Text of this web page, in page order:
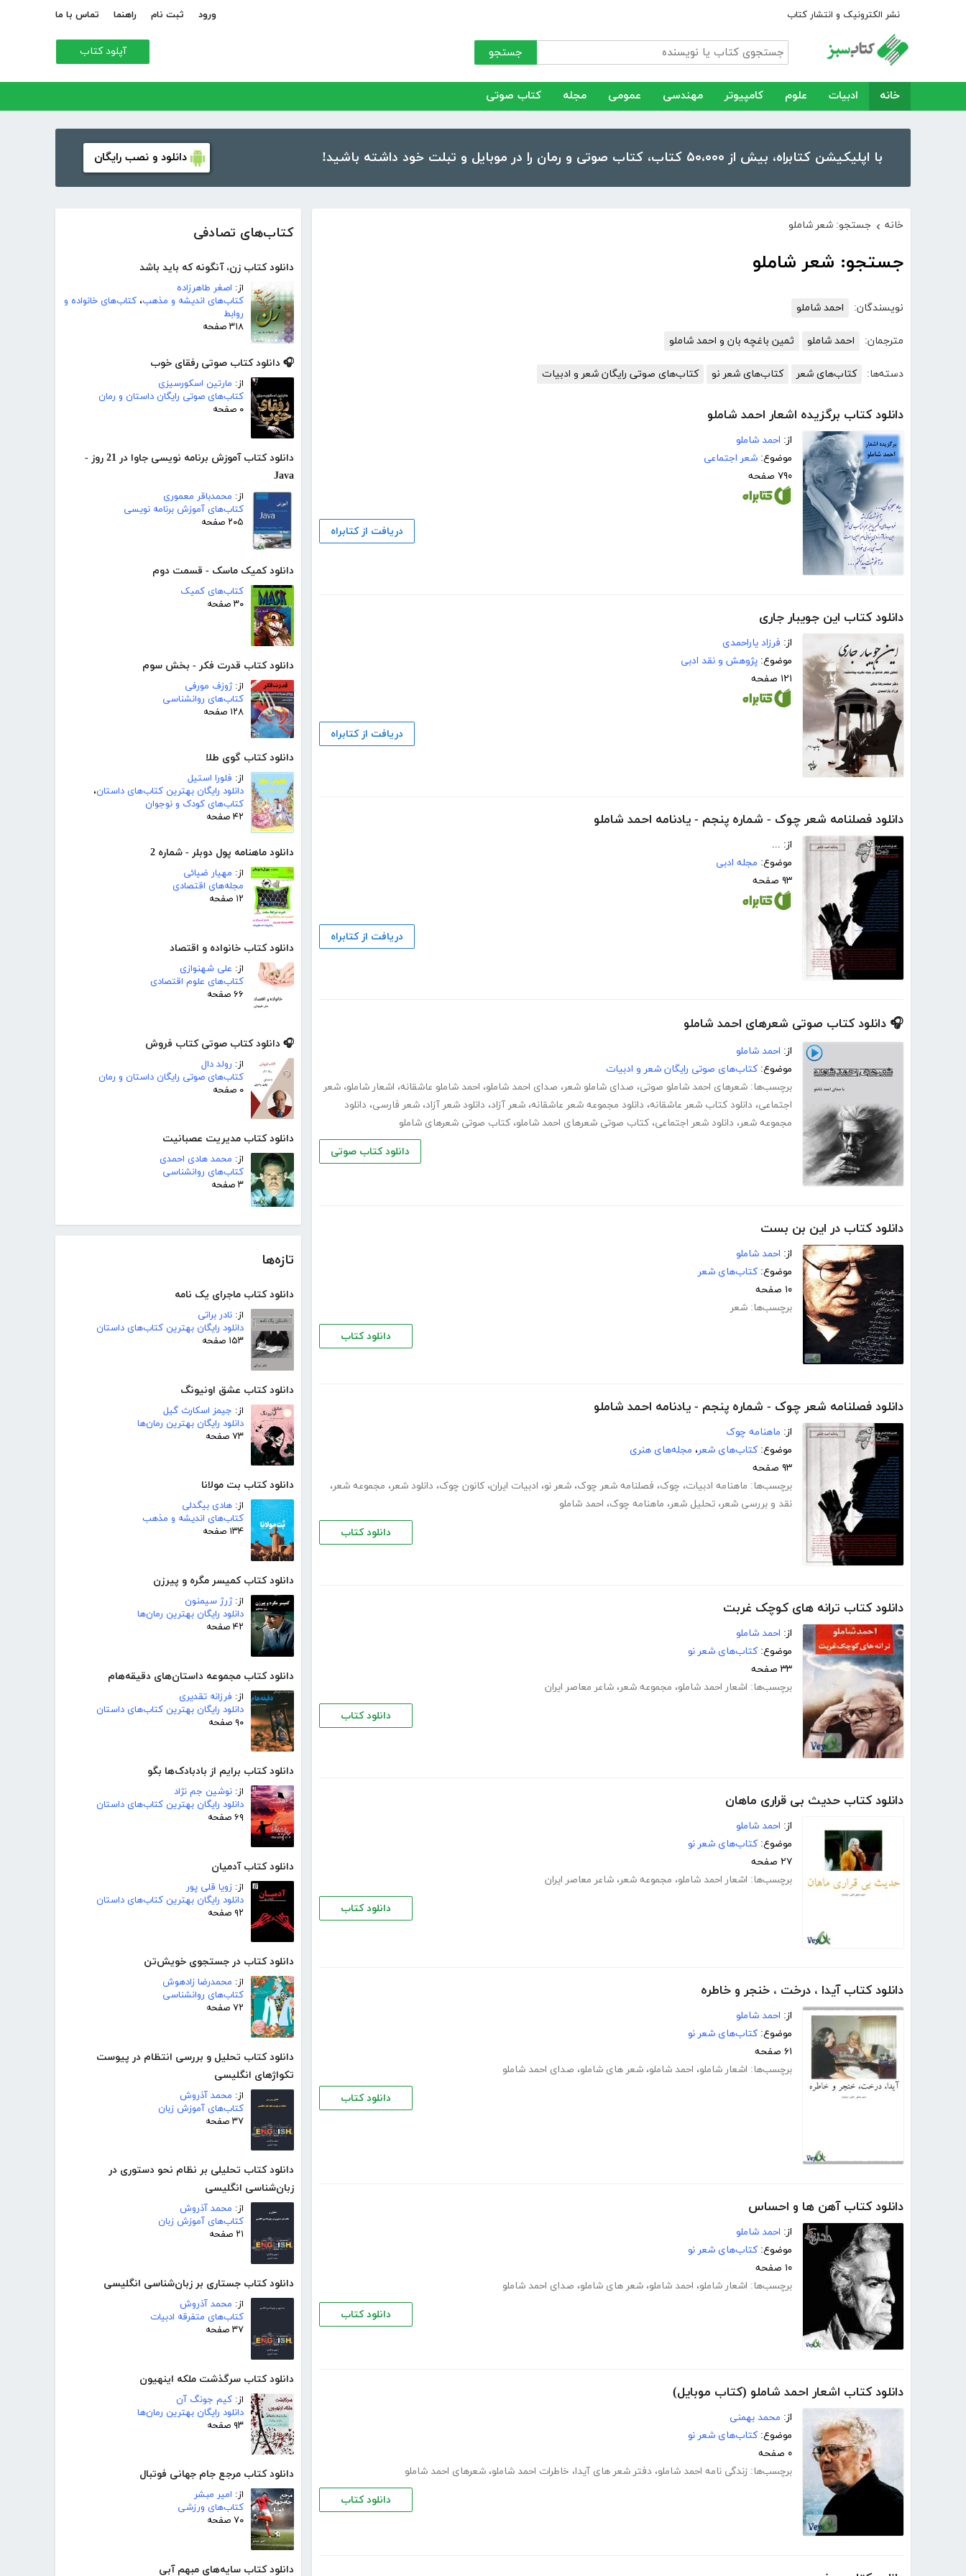
نشر الکترونیک و انتشار کتاب ورود ثبت نام راهنما تماس با ما
جستجو آپلود کتاب
خانه ادبیات علوم کامپیوتر مهندسی عمومی مجله کتاب صوتی
با اپلیکیشن کتابراه، بیش از ۵۰،۰۰۰ کتاب، کتاب صوتی و رمان را در موبایل و تبلت خود داشته باشید! دانلود و نصب رایگان
کتاب‌های تصادفی
دانلود کتاب زن، آنگونه که باید باشد
از: اصغر طاهرزاده
کتاب‌های اندیشه و مذهب، کتاب‌های خانواده و
روابط
۳۱۸ صفحه
🎧 دانلود کتاب صوتی رفقای خوب
از: مارتین اسکورسیزی
کتاب‌های صوتی رایگان داستان و رمان
۰ صفحه
دانلود کتاب آموزش برنامه نویسی جاوا در 21 روز -
Java
از: محمدباقر معموری
کتاب‌های آموزش برنامه نویسی
۲۰۵ صفحه
دانلود کمیک ماسک - قسمت دوم
کتاب‌های کمیک
۳۰ صفحه
دانلود کتاب قدرت فکر - بخش سوم
از:ژوزف مورفی
کتاب‌های روانشناسی
۱۲۸ صفحه
دانلود کتاب گوی طلا
از: فلورا استیل
دانلود رایگان بهترین کتاب‌های داستان،
کتاب‌های کودک و نوجوان
۴۲ صفحه
دانلود ماهنامه پول دوبلر - شماره 2
از: مهیار ضیائی
مجله‌های اقتصادی
۱۲ صفحه
دانلود کتاب خانواده و اقتصاد
از: علی شهنوازی
کتاب‌های علوم اقتصادی
۶۶ صفحه
🎧 دانلود کتاب صوتی کتاب فروش
از: رولد دال
کتاب‌های صوتی رایگان داستان و رمان
۰ صفحه
دانلود کتاب مدیریت عصبانیت
از: محمد هادی احمدی
کتاب‌های روانشناسی
۳ صفحه
تازه‌ها
دانلود کتاب ماجرای یک نامه
از: نادر براتی
دانلود رایگان بهترین کتاب‌های داستان
۱۵۳ صفحه
دانلود کتاب عشق اونیونگ
از: جیمز اسکارث گیل
دانلود رایگان بهترین رمان‌ها
۷۳ صفحه
دانلود کتاب بت مولانا
از: هادی بیگدلی
کتاب‌های اندیشه و مذهب
۱۳۴ صفحه
دانلود کتاب کمیسر مگره و پیرزن
از:ژرژ سیمنون
دانلود رایگان بهترین رمان‌ها
۴۲ صفحه
دانلود کتاب مجموعه داستان‌های دقیقه‌هام
از: فرزانه تقدیری
دانلود رایگان بهترین کتاب‌های داستان
۹۰ صفحه
دانلود کتاب برایم از بادبادک‌ها بگو
از: نوشین جم نژاد
دانلود رایگان بهترین کتاب‌های داستان
۶۹ صفحه
دانلود کتاب آدمیان
از: زویا قلی پور
دانلود رایگان بهترین کتاب‌های داستان
۹۲ صفحه
دانلود کتاب در جستجوی خویش‌تن
از: محمدرضا زادهوش
کتاب‌های روانشناسی
۷۲ صفحه
دانلود کتاب تحلیل و بررسی انتظام در پیوست
تکواژهای انگلیسی
از: محمد آذروش
کتاب‌های آموزش زبان
۳۷ صفحه
دانلود کتاب تحلیلی بر نظام نحو دستوری در
زبان‌شناسی انگلیسی
از: محمد آذروش
کتاب‌های آموزش زبان
۲۱ صفحه
دانلود کتاب جستاری بر زبان‌شناسی انگلیسی
از: محمد آذروش
کتاب‌های متفرقه ادبیات
۳۷ صفحه
دانلود کتاب سرگذشت ملکه اینهیون
از: کیم جونگ آن
دانلود رایگان بهترین رمان‌ها
۹۳ صفحه
دانلود کتاب مرجع جام جهانی فوتبال
از: امیر مبشر
کتاب‌های ورزشی
۷۰ صفحه
دانلود کتاب سایه‌های مبهم آبی
خانه › جستجو: شعر شاملو
جستجو: شعر شاملو
نویسندگان: احمد شاملو
مترجمان: احمد شاملو ثمین باغچه بان و احمد شاملو
دسته‌ها: کتاب‌های شعر کتاب‌های شعر نو کتاب‌های صوتی رایگان شعر و ادبیات
دانلود کتاب برگزیده اشعار احمد شاملو
از: احمد شاملو
موضوع: شعر اجتماعی
۷۹۰ صفحه
دریافت از کتابراه
دانلود کتاب این جویبار جاری
از: فرزاد یاراحمدی
موضوع: پژوهش و نقد ادبی
۱۲۱ صفحه
دریافت از کتابراه
دانلود فصلنامه شعر چوک - شماره پنجم - یادنامه احمد شاملو
از: ...
موضوع: مجله ادبی
۹۳ صفحه
دریافت از کتابراه
🎧 دانلود کتاب صوتی شعرهای احمد شاملو
از: احمد شاملو
موضوع: کتاب‌های صوتی رایگان شعر و ادبیات
برچسب‌ها: شعرهای احمد شاملو صوتی، صدای شاملو شعر، صدای احمد شاملو، احمد شاملو عاشقانه، اشعار شاملو، شعر
اجتماعی، دانلود کتاب شعر عاشقانه، دانلود مجموعه شعر عاشقانه، شعر آزاد، دانلود شعر آزاد، شعر فارسی، دانلود
مجموعه شعر، دانلود شعر اجتماعی، کتاب صوتی شعرهای احمد شاملو، کتاب صوتی شعرهای شاملو
دانلود کتاب صوتی
دانلود کتاب در این بن بست
از: احمد شاملو
موضوع: کتاب‌های شعر
۱۰ صفحه
برچسب‌ها: شعر
دانلود کتاب
دانلود فصلنامه شعر چوک - شماره پنجم - یادنامه احمد شاملو
از: ماهنامه چوک
موضوع: کتاب‌های شعر، مجله‌های هنری
۹۳ صفحه
برچسب‌ها: ماهنامه ادبیات، چوک، فصلنامه شعر چوک، شعر نو، ادبیات ایران، کانون چوک، دانلود شعر، مجموعه شعر،
نقد و بررسی شعر، تحلیل شعر، ماهنامه چوک، احمد شاملو
دانلود کتاب
دانلود کتاب ترانه های کوچک غربت
از: احمد شاملو
موضوع: کتاب‌های شعر نو
۳۳ صفحه
برچسب‌ها: اشعار احمد شاملو، مجموعه شعر، شاعر معاصر ایران
دانلود کتاب
دانلود کتاب حدیث بی قراری ماهان
از: احمد شاملو
موضوع: کتاب‌های شعر نو
۲۷ صفحه
برچسب‌ها: اشعار احمد شاملو، مجموعه شعر، شاعر معاصر ایران
دانلود کتاب
دانلود کتاب آیدا ، درخت ، خنجر و خاطره
از: احمد شاملو
موضوع: کتاب‌های شعر نو
۶۱ صفحه
برچسب‌ها: اشعار شاملو، احمد شاملو، شعر های شاملو، صدای احمد شاملو
دانلود کتاب
دانلود کتاب آهن ها و احساس
از: احمد شاملو
موضوع: کتاب‌های شعر نو
۱۰ صفحه
برچسب‌ها: اشعار شاملو، احمد شاملو، شعر های شاملو، صدای احمد شاملو
دانلود کتاب
دانلود کتاب اشعار احمد شاملو (کتاب موبایل)
از: محمد بهمنی
موضوع: کتاب‌های شعر نو
۰ صفحه
برچسب‌ها: زندگی نامه احمد شاملو، دفتر شعر های آیدا، خاطرات احمد شاملو، شعرهای احمد شاملو
دانلود کتاب